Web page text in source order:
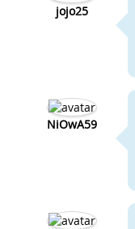
jojo25
NiOwA59